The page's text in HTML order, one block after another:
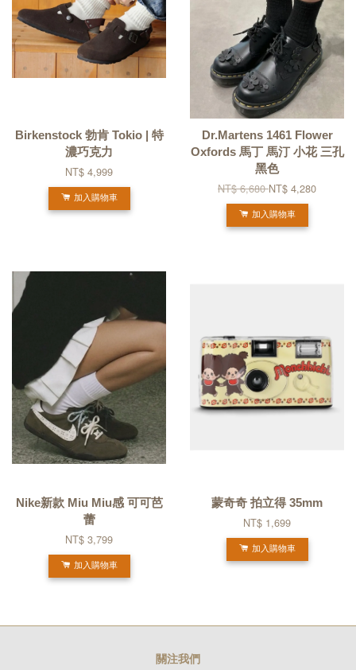
Birkenstock 勃肯 Tokio | 特
濃巧克力
NT$ 4,999
加入購物車
Dr.Martens 1461 Flower
Oxfords 馬丁 馬汀 小花 三孔
黑色
NT$ 6,680NT$ 4,280
加入購物車
Nike新款 Miu Miu感 可可芭
蕾
NT$ 3,799
加入購物車
蒙奇奇 拍立得 35mm
NT$ 1,699
加入購物車
關注我們